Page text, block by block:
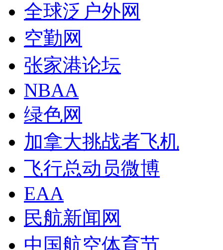
全球泛户外网
空勤网
张家港论坛
NBAA
绿色网
加拿大挑战者飞机
飞行总动员微博
EAA
民航新闻网
中国航空体育节